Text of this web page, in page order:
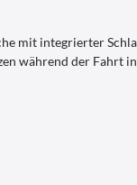
mit integrierter
während der Fahrt in